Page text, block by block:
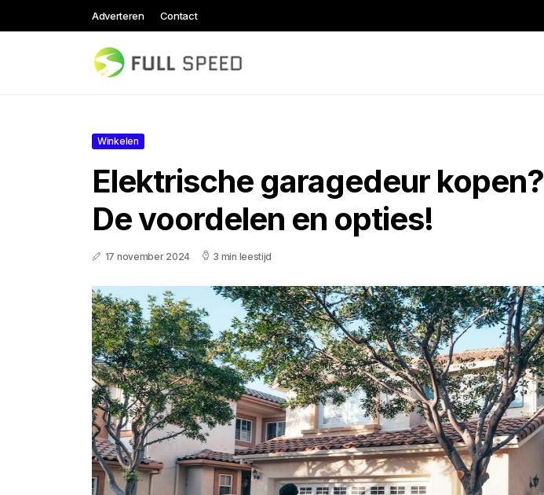
Adverteren Contact
Winkelen
Elektrische garagedeur kopen?
De voordelen en opties!
17 november 2024 3 min leestijd